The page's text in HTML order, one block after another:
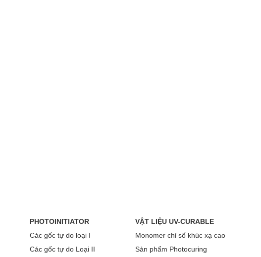
PHOTOINITIATOR
Các gốc tự do loại I
Các gốc tự do Loại II
VẬT LIỆU UV-CURABLE
Monomer chỉ số khúc xạ cao
Sản phẩm Photocuring